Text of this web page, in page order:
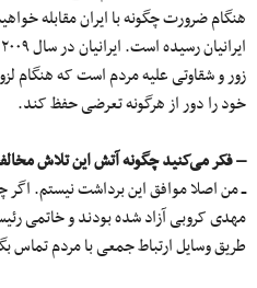
هنگام ضرورت چگونه با ایران مقابله
زور و شقاوتی علیه مردم است که هنگام
خود را دور از هرگونه تعرضی حفظ کند.
– فکر می‌کنید چگونه آتش این تلاش
ــ من اصلا موافق این برداشت نیستم.
مهدی کروبی آزاد شده بودند و خاتمی
طریق وسایل ارتباط جمعی با مردم تماس